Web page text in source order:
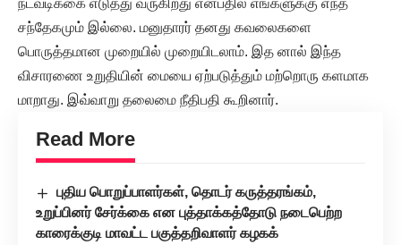
நடவடிக்கை எடுத்து வருகிறது என்பதில் எங்களுக்கு எந்த
சந்தேகமும் இல்லை. மனுதாரர் தனது கவலைகளை
பொருத்தமான முறையில் முறையிடலாம். இத னால் இந்த
விசாரணை உறுதியின் மையை ஏற்படுத்தும் மற்றொரு களமாக
மாறாது. இவ்வாறு தலைமை நீதிபதி கூறினார்.
Read More
புதிய பொறுப்பாளர்கள், தொடர் கருத்தரங்கம்,
உறுப்பினர் சேர்க்கை என புத்தாக்கத்தோடு நடைபெற்ற
காரைக்குடி மாவட்ட பகுத்தறிவாளர் கழகக்